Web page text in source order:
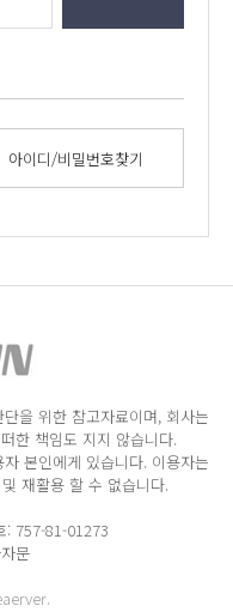
아이디/비밀번호찾기
을 위한 참고자료이며, 회사는
한 책임도 지지 않습니다.
본인에게 있습니다. 이용자는
재활용 할 수 없습니다.
757-81-01273
문